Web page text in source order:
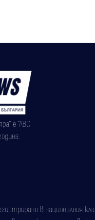
е "АВС
в националния